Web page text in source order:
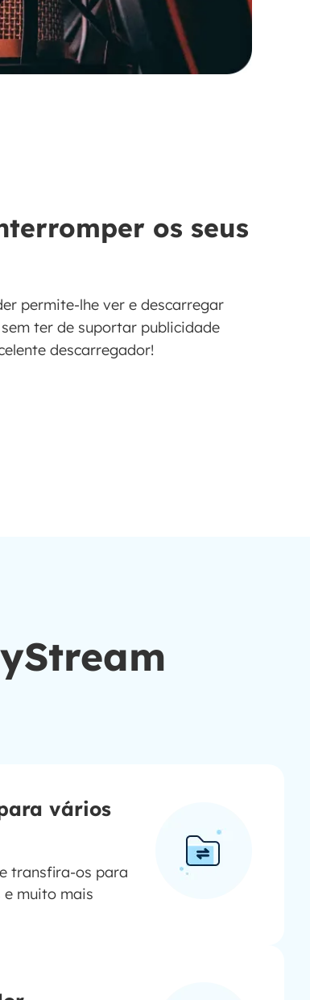
os seus
permite-lhe ver e descarregar
ter de suportar publicidade
descarregador!
vários
transfira-os para
e muito mais